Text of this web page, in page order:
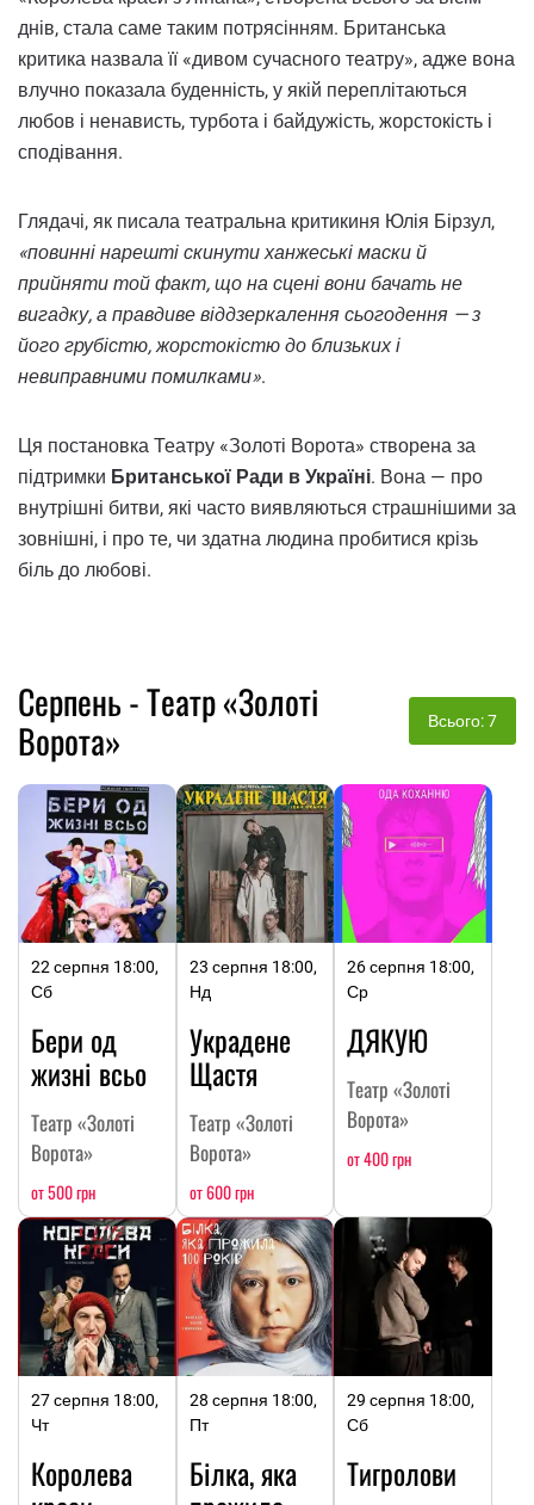
днів, стала саме таким потрясінням. Британська
критика назвала її «дивом сучасного театру», адже вона
влучно показала буденність, у якій переплітаються
любов і ненависть, турбота і байдужість, жорстокість і
сподівання.
Глядачі, як писала театральна критикиня Юлія Бірзул,
«повинні нарешті скинути ханжеські маски й
прийняти той факт, що на сцені вони бачать не
вигадку, а правдиве віддзеркалення сьогодення — з
його грубістю, жорстокістю до близьких і
невиправними помилками».
Ця постановка Театру «Золоті Ворота» створена за
підтримки Британської Ради в Україні. Вона — про
внутрішні битви, які часто виявляються страшнішими за
зовнішні, і про те, чи здатна людина пробитися крізь
біль до любові.
Серпень - Театр «Золоті
Ворота»
Всього: 7
22 серпня 18:00,
Сб
Бери од
жизні всьо
Театр «Золоті
Ворота»
от 500 грн
23 серпня 18:00,
Нд
Украдене
Щастя
Театр «Золоті
Ворота»
от 600 грн
26 серпня 18:00,
Ср
ДЯКУЮ
Театр «Золоті
Ворота»
от 400 грн
27 серпня 18:00,
Чт
Королева
28 серпня 18:00,
Пт
Білка, яка
29 серпня 18:00,
Сб
Тигролови